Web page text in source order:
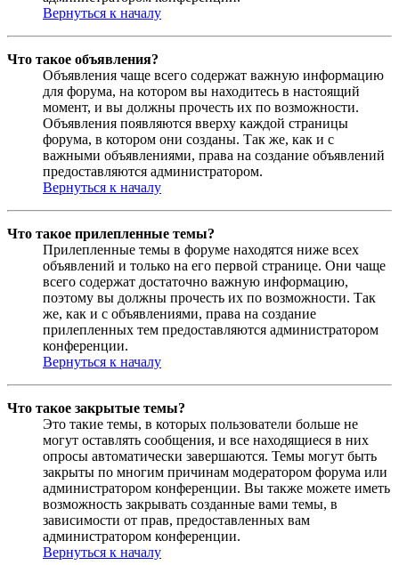
Вернуться к началу
Что такое объявления?
Объявления чаще всего содержат важную информацию
для форума, на котором вы находитесь в настоящий
момент, и вы должны прочесть их по возможности.
Объявления появляются вверху каждой страницы
форума, в котором они созданы. Так же, как и с
важными объявлениями, права на создание объявлений
предоставляются администратором.
Вернуться к началу
Что такое прилепленные темы?
Прилепленные темы в форуме находятся ниже всех
объявлений и только на его первой странице. Они чаще
всего содержат достаточно важную информацию,
поэтому вы должны прочесть их по возможности. Так
же, как и с объявлениями, права на создание
прилепленных тем предоставляются администратором
конференции.
Вернуться к началу
Что такое закрытые темы?
Это такие темы, в которых пользователи больше не
могут оставлять сообщения, и все находящиеся в них
опросы автоматически завершаются. Темы могут быть
закрыты по многим причинам модератором форума или
администратором конференции. Вы также можете иметь
возможность закрывать созданные вами темы, в
зависимости от прав, предоставленных вам
администратором конференции.
Вернуться к началу